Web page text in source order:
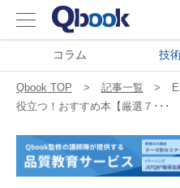
コラム 技
Qbook TOP 記事一覧
役立つ！おすすめ本【厳選７･･･